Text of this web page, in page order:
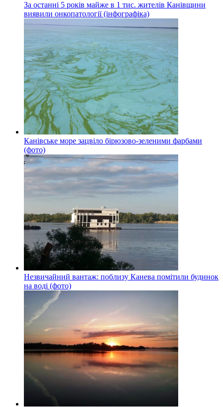
За останні 5 років майже в 1 тис. жителів Канівщини
виявили онкопатології (інфографіка)
Канівське море зацвіло бірюзово-зеленими фарбами
(фото)
Незвичайний вантаж: поблизу Канева помітили будинок
на воді (фото)